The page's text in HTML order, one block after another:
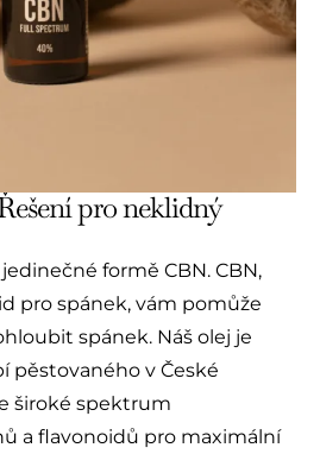
pro neklidný
formě CBN. CBN,
pro spánek, vám pomůže
spánek. Náš olej je
pěstovaného v České
široké spektrum
a flavonoidů pro maximální